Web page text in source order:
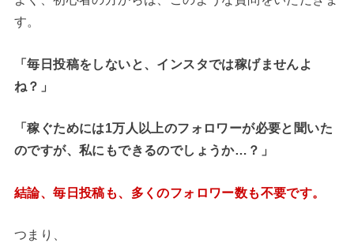
す。
「毎日投稿をしないと、インスタでは稼げませんよ
ね？」
「稼ぐためには1万人以上のフォロワーが必要と聞いた
のですが、私にもできるのでしょうか…？」
結論、毎日投稿も、多くのフォロワー数も不要です。
つまり、